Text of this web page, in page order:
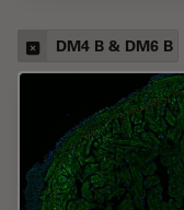
DM4 B & DM6 B